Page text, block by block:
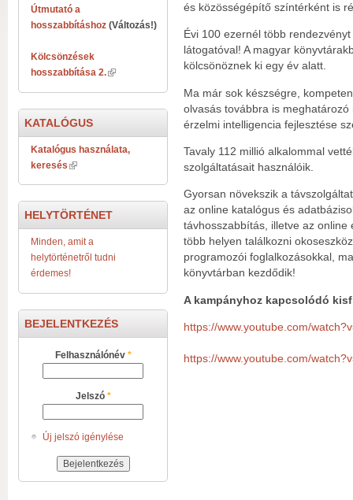
és közösségépítő színtérként is
Évi 100 ezernél több
látogatóval! A magyar
kölcsönöznek ki egy év alatt.
Ma már sok készségre,
olvasás továbbra is
érzelmi intelligencia fejlesztése
Tavaly 112 millió alkalommal
szolgáltatásait használóik.
Gyorsan növekszik a
az online katalógus és
távhosszabbítás, illetve az online
több helyen találkozni
programozói foglalkozásokkal,
könyvtárban kezdődik!
A kampányhoz kapcsolódó
https://www.youtube.com/
https://www.youtube.com/
Útmutató a
hosszabbításhoz (Változás!)
Kölcsönzések
hosszabbítása 2.
KATALÓGUS
Katalógus használata,
keresés
HELYTÖRTÉNET
Minden, amit a
helytörténetről tudni
érdemes!
BEJELENTKEZÉS
Felhasználónév *
Jelszó *
Új jelszó igénylése